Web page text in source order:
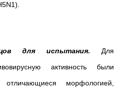
для испытания.
Для
активность были
отличающиеся морфологией,